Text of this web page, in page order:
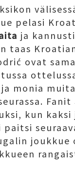
pelasi
ja
taas
ovat
monia
kun